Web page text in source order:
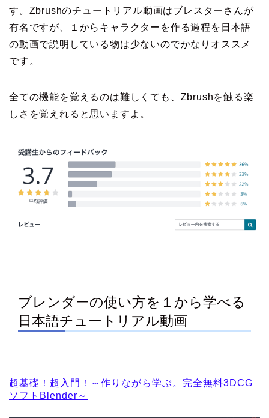
す。Zbrushのチュートリアル動画はブレスターさんが
有名ですが、１からキャラクターを作る過程を日本語
の動画で説明している物は少ないのでかなりオススメ
です。
全ての機能を覚えるのは難しくても、Zbrushを触る楽
しさを覚えれると思いますよ。
ブレンダーの使い方を１から学べる
日本語チュートリアル動画
超基礎！超入門！～作りながら学ぶ。完全無料3DCG
ソフトBlender～